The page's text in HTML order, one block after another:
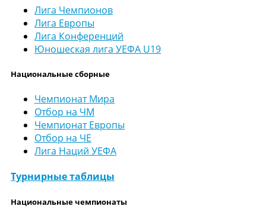
Лига Чемпионов
Лига Европы
Лига Конференций
Юношеская лига УЕФА U19
Национальные сборные
Чемпионат Мира
Отбор на ЧМ
Чемпионат Европы
Отбор на ЧЕ
Лига Наций УЕФА
Турнирные таблицы
Национальные чемпионаты